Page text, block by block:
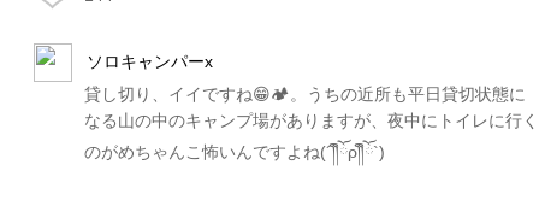
ソロキャンパーx
貸し切り、イイですね😁🏕。うちの近所も平日貸切状態に
なる山の中のキャンプ場がありますが、夜中にトイレに行く
のがめちゃんこ怖いんですよね(´༎ຶོρ༎ຶོ`)